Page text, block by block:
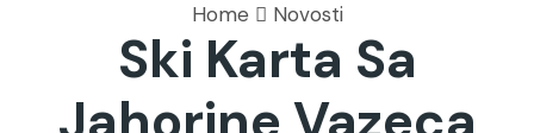
Home Novosti
Ski Karta Sa